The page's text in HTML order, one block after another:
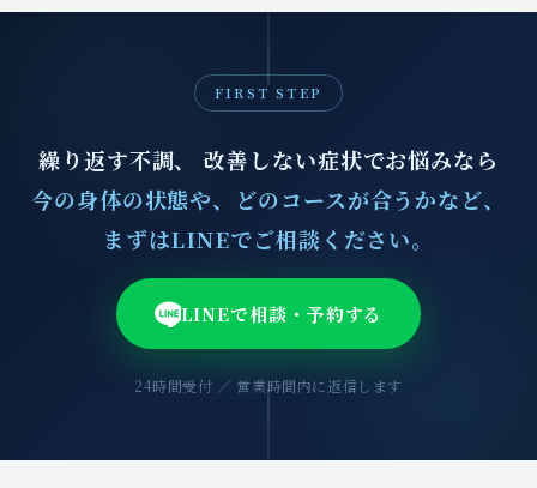
FIRST STEP
繰り返す不調、 改善しない症状でお悩みなら
今の身体の状態や、どのコースが合うかなど、
まずはLINEでご相談ください。
LINEで相談・予約する
24時間受付 ／ 営業時間内に返信します